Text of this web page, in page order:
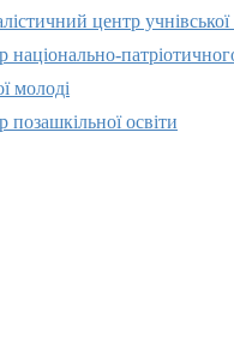
центр учнівської
молоді
освіти